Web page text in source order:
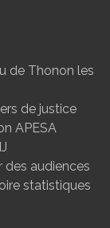
de Thonon les
de justice
APESA
des audiences
statistiques